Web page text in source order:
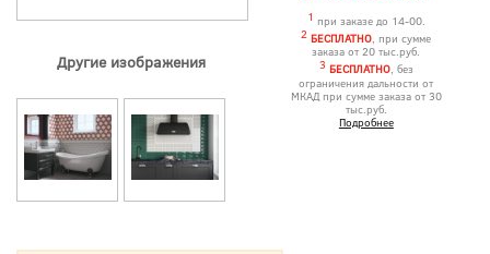
Другие изображения
1 при заказе до 14-00.
2 БЕСПЛАТНО, при сумме
заказа от 20 тыс.руб.
3 БЕСПЛАТНО, без
ограничения дальности от
МКАД при сумме заказа от 30
тыс.руб.
Подробнее